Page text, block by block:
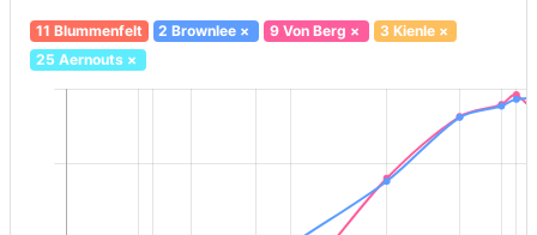
11 Blummenfelt 2 Brownlee × 9 Von Berg × 3 Kienle×
25 Aernouts×